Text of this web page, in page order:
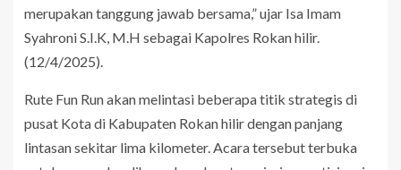
merupakan tanggung jawab bersama,” ujar Isa Imam
Syahroni S.I.K, M.H sebagai Kapolres Rokan hilir.
(12/4/2025).
Rute Fun Run akan melintasi beberapa titik strategis di
pusat Kota di Kabupaten Rokan hilir dengan panjang
lintasan sekitar lima kilometer. Acara tersebut terbuka